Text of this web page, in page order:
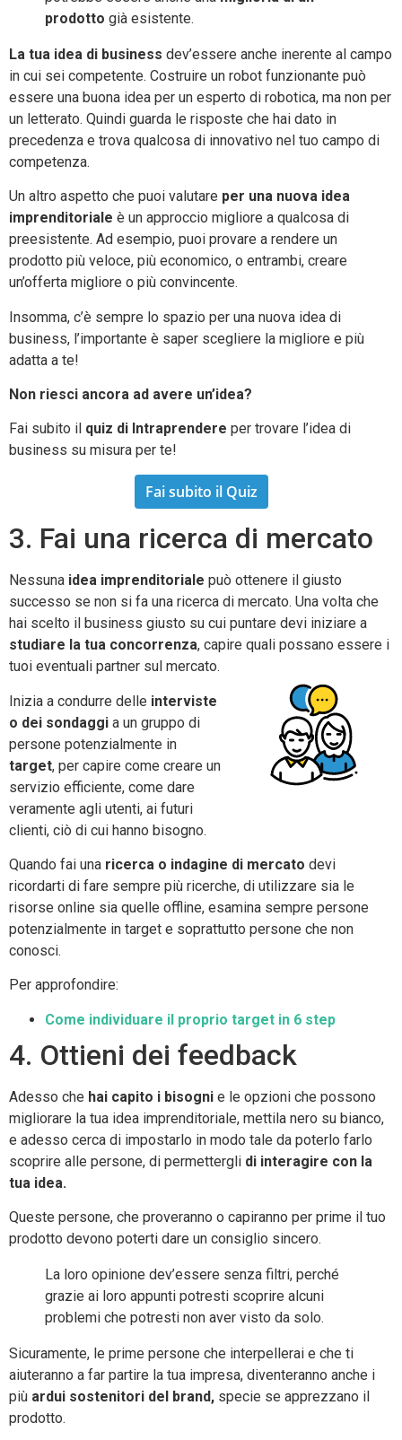
prodotto già esistente.
La tua idea di business dev’essere anche inerente al campo
in cui sei competente. Costruire un robot funzionante può
essere una buona idea per un esperto di robotica, ma non per
un letterato. Quindi guarda le risposte che hai dato in
precedenza e trova qualcosa di innovativo nel tuo campo di
competenza.
Un altro aspetto che puoi valutare per una nuova idea
imprenditoriale è un approccio migliore a qualcosa di
preesistente. Ad esempio, puoi provare a rendere un
prodotto più veloce, più economico, o entrambi, creare
un’offerta migliore o più convincente.
Insomma, c’è sempre lo spazio per una nuova idea di
business, l’importante è saper scegliere la migliore e più
adatta a te!
Non riesci ancora ad avere un’idea?
Fai subito il quiz di Intraprendere per trovare l’idea di
business su misura per te!
Fai subito il Quiz
3. Fai una ricerca di mercato
Nessuna idea imprenditoriale può ottenere il giusto
successo se non si fa una ricerca di mercato. Una volta che
hai scelto il business giusto su cui puntare devi iniziare a
studiare la tua concorrenza, capire quali possano essere i
tuoi eventuali partner sul mercato.
Inizia a condurre delle interviste
o dei sondaggi a un gruppo di
persone potenzialmente in
target, per capire come creare un
servizio efficiente, come dare
veramente agli utenti, ai futuri
clienti, ciò di cui hanno bisogno.
Quando fai una ricerca o indagine di mercato devi
ricordarti di fare sempre più ricerche, di utilizzare sia le
risorse online sia quelle offline, esamina sempre persone
potenzialmente in target e soprattutto persone che non
conosci.
Per approfondire:
Come individuare il proprio target in 6 step
4. Ottieni dei feedback
Adesso che hai capito i bisogni e le opzioni che possono
migliorare la tua idea imprenditoriale, mettila nero su bianco,
e adesso cerca di impostarlo in modo tale da poterlo farlo
scoprire alle persone, di permettergli di interagire con la
tua idea.
Queste persone, che proveranno o capiranno per prime il tuo
prodotto devono poterti dare un consiglio sincero.
La loro opinione dev’essere senza filtri, perché
grazie ai loro appunti potresti scoprire alcuni
problemi che potresti non aver visto da solo.
Sicuramente, le prime persone che interpellerai e che ti
aiuteranno a far partire la tua impresa, diventeranno anche i
più ardui sostenitori del brand, specie se apprezzano il
prodotto.